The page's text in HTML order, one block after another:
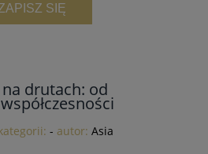
SIĘ
drutach: od
- autor: Asia